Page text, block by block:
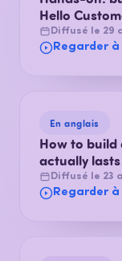
Hello
Diffusé le 29
Regarder
En anglais
How to
actually
Diffusé le 23
Regarder